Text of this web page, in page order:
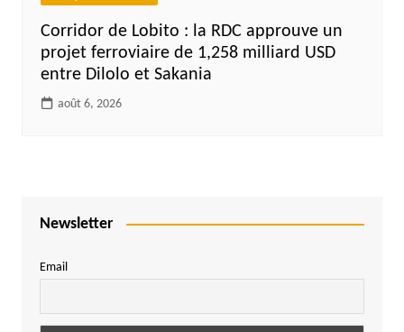
Corridor de Lobito : la RDC approuve un
projet ferroviaire de 1,258 milliard USD
entre Dilolo et Sakania
août 6, 2026
Newsletter
Email